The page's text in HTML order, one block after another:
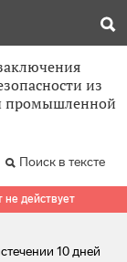
из
промышленной
Поиск в тексте
действует
10 дней